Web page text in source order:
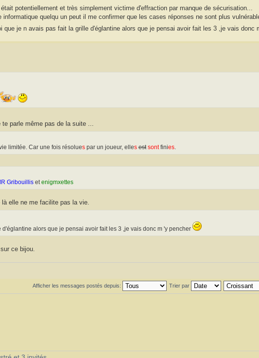
potentiellement et très simplement victime d'effraction par manque de sécurisation...
quelqu un peut il me confirmer que les cases réponses ne sont plus
je n avais pas fait la grille d'églantine alors que je pensai avoir fait les 3 ,je vais donc
parle même pas de la suite ...
limitée. Car une fois résolues par un joueur, elles est sontfinies.
Gribouillis etenigmxettes
elle ne me facilite pas la vie.
alors que je pensai avoir fait les 3 ,je vais donc m 'y pencher
ce bijou.
Afficher les messages postés depuis: Trier par